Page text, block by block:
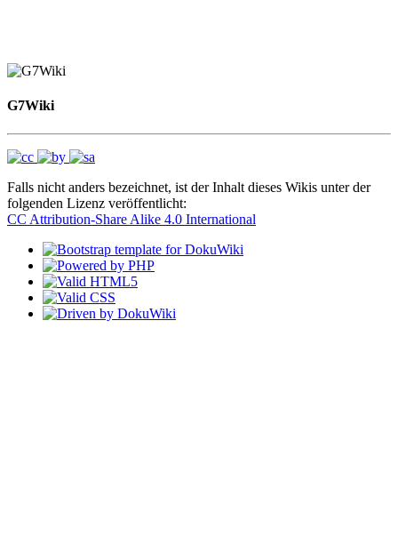
G7Wiki
Falls nicht anders bezeichnet, ist der Inhalt dieses Wikis unter der
folgenden Lizenz veröffentlicht:
CC Attribution-Share Alike 4.0 International